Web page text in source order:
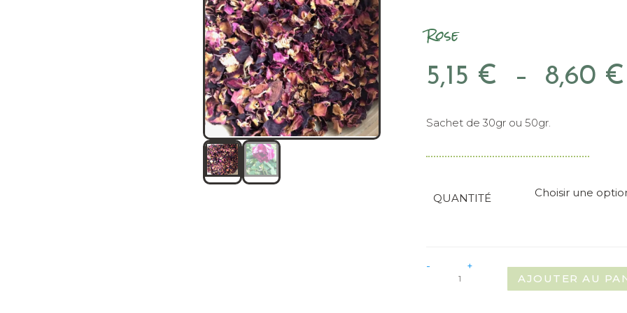
Rose
5,15 € – 8,60 €
Sachet de 30gr ou 50gr.
QUANTITÉ Choisir une
quantité
- +
AJOUTER AU